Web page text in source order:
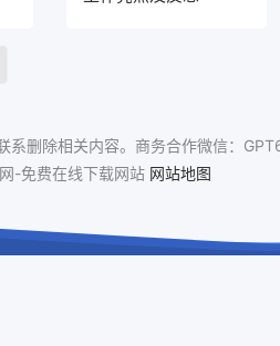
删除相关内容。商务合作微信：
-免费在线下载网站 网站地图